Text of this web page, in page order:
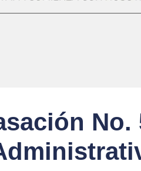
No.